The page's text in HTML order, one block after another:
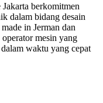
berkomitmen
dalam bidang desain
in Jerman dan
mesin yang
waktu yang cepat